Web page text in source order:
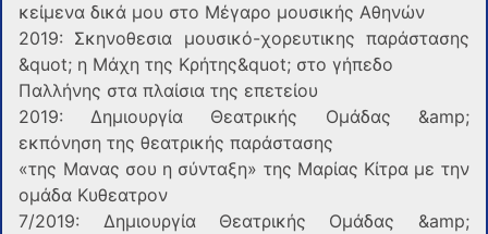
κείμενα δικά μου στο Μέγαρο μουσικής Αθηνών
2019: Σκηνοθεσια μουσικό-χορευτικης παράστασης
&quot; η Μάχη της Κρήτης&quot; στο γήπεδο
Παλλήνης στα πλαίσια της επετείου
2019: Δημιουργία Θεατρικής Ομάδας &amp;
εκπόνηση της θεατρικής παράστασης
«της Μανας σου η σύνταξη» της Μαρίας Κίτρα με την
ομάδα Κυθεατρον
7/2019: Δημιουργία Θεατρικής Ομάδας &amp;